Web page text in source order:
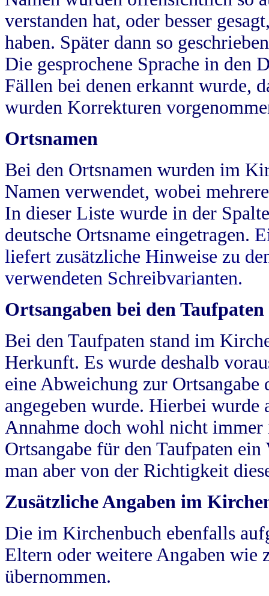
verstanden hat, oder besser
haben. Später dann so
Die gesprochene Sprache in
Fällen bei denen erkannt wurde,
wurden Korrekturen
Ortsnamen
Bei den Ortsnamen wurden im
Namen verwendet, wobei
In dieser Liste wurde in der
deutsche Ortsname eingetragen.
liefert zusätzliche Hinweise zu
verwendeten Schreibvarianten.
Ortsangaben bei den Taufpaten
Bei den Taufpaten stand im
Herkunft. Es wurde deshalb
eine Abweichung zur
angegeben wurde. Hierbei wurde
Annahme doch wohl nicht
Ortsangabe für den Taufpaten
man aber von der Richtigkeit
Zusätzliche Angaben im
Die im Kirchenbuch ebenfalls
Eltern oder weitere Angaben wie
übernommen.